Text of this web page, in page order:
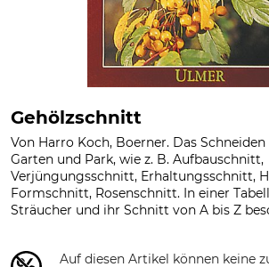
Gehölzschnitt
Von Harro Koch, Boerner. Das
Garten und Park, wie z. B. Aufbauschnitt,
Verjüngungsschnitt, Erhaltungsschnitt,
Formschnitt, Rosenschnitt. In einer
Sträucher und ihr Schnitt von A bis Z
Auf diesen Artikel können keine